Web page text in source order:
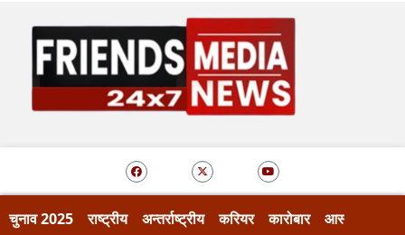
content
F
a
c
e
X
-
t
w
t
t
Y
o
u
t
b
e
चुनाव 2025 राष्ट्रीय अन्तर्राष्ट्रीय करियर कारोबार आस्था